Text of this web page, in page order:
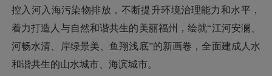
控入河入海污染物排放，不断提升环境治理能力和水平，
着力打造人与自然和谐共生的美丽福州，绘就“江河安澜、
河畅水清、岸绿景美、鱼翔浅底”的新画卷，全面建成人水
和谐共生的山水城市、海滨城市。